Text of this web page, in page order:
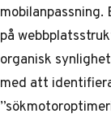
på
organisk
med att